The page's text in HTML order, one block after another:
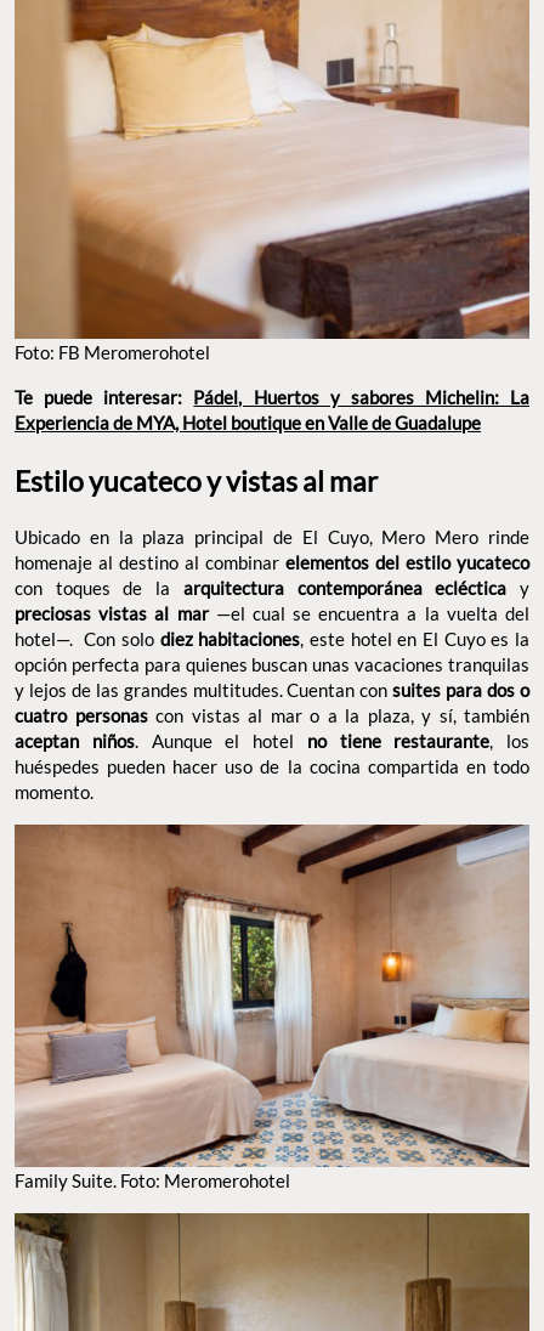
Foto: FB Meromerohotel
Te puede interesar: Pádel, Huertos y sabores Michelin: La
Experiencia de MYA, Hotel boutique en Valle de Guadalupe
Estilo yucateco y vistas al mar
Ubicado en la plaza principal de El Cuyo, Mero Mero rinde
homenaje al destino al combinar elementos del estilo yucateco
con toques de la arquitectura contemporánea ecléctica y
preciosas vistas al mar—el cual se encuentra a la vuelta del
hotel—. Con solo diez habitaciones , este hotel en El Cuyo es la
opción perfecta para quienes buscan unas vacaciones tranquilas
y lejos de las grandes multitudes. Cuentan consuites para dos o
cuatro personas con vistas al mar o a la plaza, y sí, también
aceptan niños. Aunque el hotel no tiene restaurante , los
huéspedes pueden hacer uso de la cocina compartida en todo
momento.
Family Suite. Foto: Meromerohotel